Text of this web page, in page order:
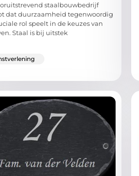
staalbouwbedrijf
dat duurzaamheid tegenwoordig
rol speelt in de keuzes van
Staal is bij uitstek